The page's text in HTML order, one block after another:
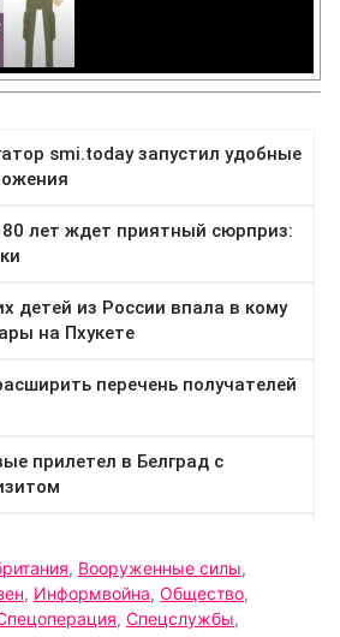
, Вооруженные силы,
, Информвойна, Общество,
, Спецслужбы,